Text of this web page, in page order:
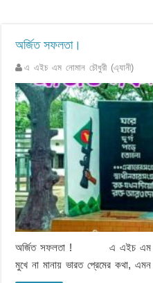
অর্জিত সফলতা।
এ এইচ এম নোমান চৌধুরী (এ্যানী)
অর্জিত সফলতা ! এ এইচ এম
মুখে না মানায় ভারত প্রেমের কথা,